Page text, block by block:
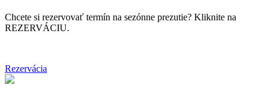
Chcete si rezervovať termín na sezónne prezutie? Kliknite na
REZERVÁCIU.
Rezervácia